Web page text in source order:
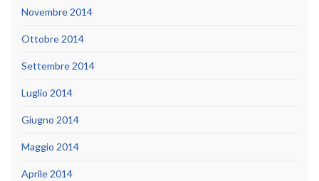
Novembre 2014
Ottobre 2014
Settembre 2014
Luglio 2014
Giugno 2014
Maggio 2014
Aprile 2014